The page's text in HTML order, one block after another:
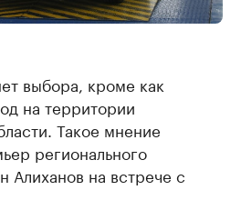
выбора, кроме как
на территории
Такое мнение
регионального
Алиханов на встрече с